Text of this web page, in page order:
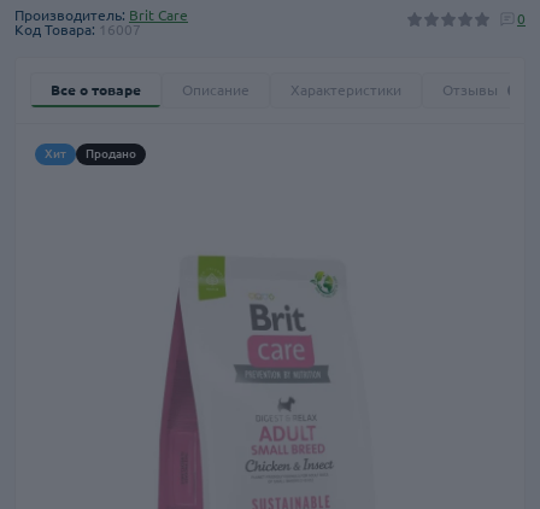
Производитель: Brit Care
Код Товара: 16007
0
Все о товаре Описание Характеристики Отзывы
Хит Продано